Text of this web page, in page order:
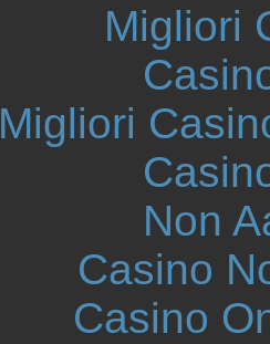
Migliori
Migliori
Non
Casino
Casino